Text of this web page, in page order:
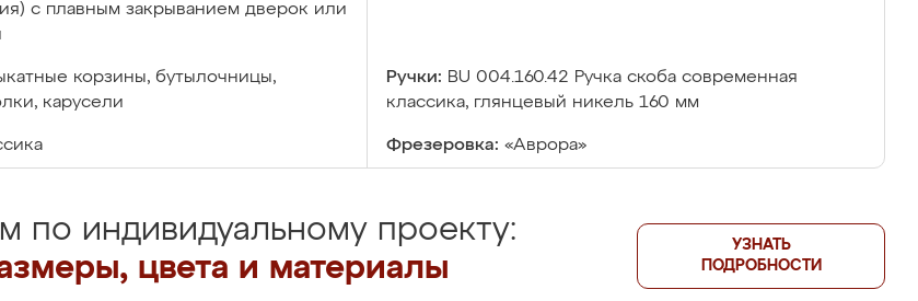
с плавным закрыванием дверок или
корзины, бутылочницы,
карусели
Ручки: BU 004.160.42 Ручка скоба современная
классика, глянцевый никель 160 мм
Фрезеровка: «Аврора»
по индивидуальному проекту:
цвета и материалы
УЗНАТЬ
ПОДРОБНОСТИ